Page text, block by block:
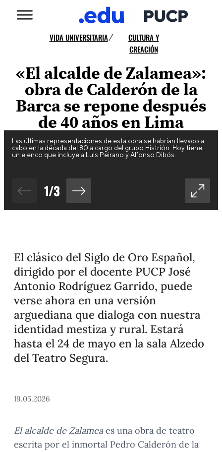
VIDA UNIVERSITARIA/
CULTURA Y
CREACIÓN
«El alcalde de Zalamea»:
obra de Calderón de la
Barca se repone después
de 40 años en Lima
Las últimas representaciones de esta obra se habrían llevado a
cabo en la década del 80 a cargo del grupo Histrión. Hoy tiene
un elenco que incluye a Luis Peirano y Alfonso Dibós.
1/3
El clásico del Siglo de Oro Español,
dirigido por el docente PUCP José
Antonio Rodríguez Garrido, puede
verse ahora en una versión
arguediana que dialoga con nuestra
identidad mestiza y rural. Estará
hasta el 24 de mayo en la sala Alzedo
del Teatro Segura.
19.05.2026
El alcalde de Zalameaes una obra de teatro
escrita por el inmortal Pedro Calderón de la